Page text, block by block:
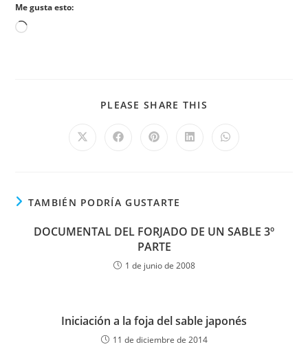
Me gusta esto:
PLEASE SHARE THIS
TAMBIÉN PODRÍA GUSTARTE
DOCUMENTAL DEL FORJADO DE UN SABLE 3º
PARTE
1 de junio de 2008
Iniciación a la foja del sable japonés
11 de diciembre de 2014